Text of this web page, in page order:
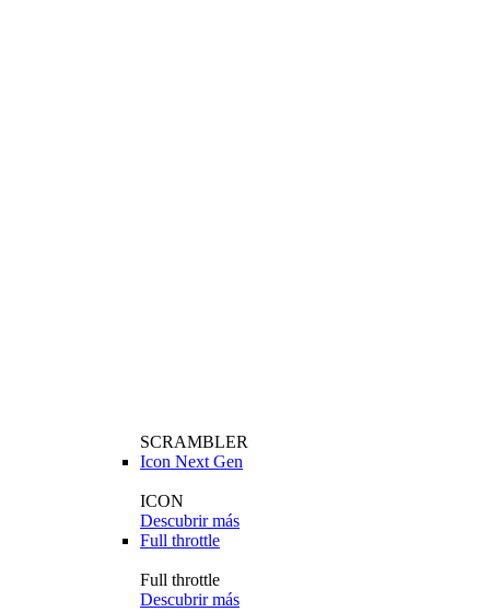
SCRAMBLER
Icon Next Gen
ICON
Descubrir más
Full throttle
Full throttle
Descubrir más